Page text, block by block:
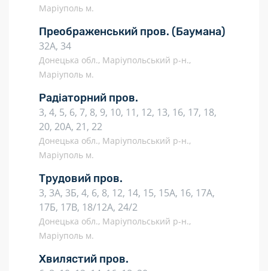
Маріуполь м.
Преображенський пров. (Баумана)
32А, 34
Донецька обл., Маріупольський р-н.,
Маріуполь м.
Радіаторний пров.
3, 4, 5, 6, 7, 8, 9, 10, 11, 12, 13, 16, 17, 18,
20, 20А, 21, 22
Донецька обл., Маріупольський р-н.,
Маріуполь м.
Трудовий пров.
3, 3А, 3Б, 4, 6, 8, 12, 14, 15, 15А, 16, 17А,
17Б, 17В, 18/12А, 24/2
Донецька обл., Маріупольський р-н.,
Маріуполь м.
Хвилястий пров.